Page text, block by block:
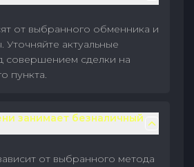
от выбранного обменника и
Уточняйте актуальные
совершением сделки на
пункта.
занимает безналичный
от выбранного метода